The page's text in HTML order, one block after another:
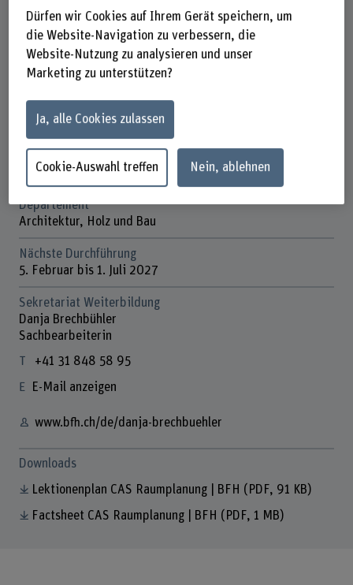
12 ECTS-Credits
Kosten
CHF 6'900.-
Einzelne Modulbuchungen möglich (Kosten auf Anfrage)
Deutsch
Brückenstrasse 73, Bern (BFH-W)
Departement
Architektur, Holz und Bau
Nächste Durchführung
5. Februar bis 1. Juli 2027
Sekretariat Weiterbildung
Danja Brechbühler
Sachbearbeiterin
+41 31 848 58 95
E-Mail anzeigen
www.bfh.ch/de/danja-brechbuehler
Downloads
Lektionenplan CAS Raumplanung | BFH (PDF, 91 KB)
Factsheet CAS Raumplanung | BFH (PDF, 1 MB)
Dürfen wir Cookies auf Ihrem Gerät speichern, um
die Website-Navigation zu verbessern, die
Website-Nutzung zu analysieren und unser
Marketing zu unterstützen?
Ja, alle Cookies zulassen
Cookie-Auswahl treffen Nein, ablehnen